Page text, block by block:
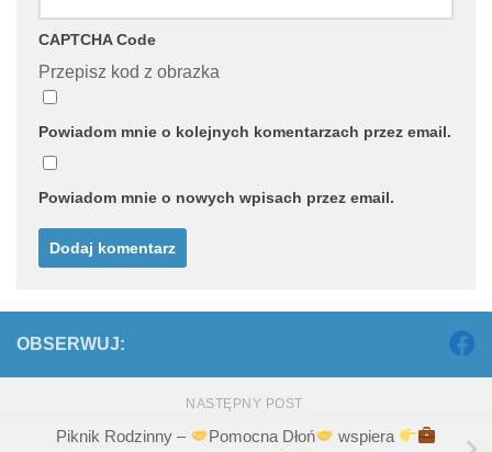
CAPTCHA Code
Przepisz kod z obrazka
Powiadom mnie o kolejnych komentarzach przez email.
Powiadom mnie o nowych wpisach przez email.
OBSERWUJ:
NASTĘPNY POST
Piknik Rodzinny – Pomocna Dłoń
wspiera